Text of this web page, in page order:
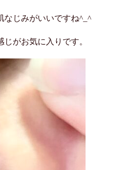
なじみがいいですね^_^
じがお気に入りです。